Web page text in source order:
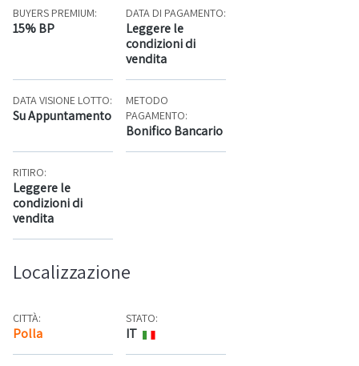
BUYERS PREMIUM:
15% BP
DATA DI PAGAMENTO:
Leggere le
condizioni di
vendita
DATA VISIONE LOTTO:
Su Appuntamento
METODO
PAGAMENTO:
Bonifico Bancario
RITIRO:
Leggere le
condizioni di
vendita
Localizzazione
CITTÀ:
Polla Mappa
STATO:
IT